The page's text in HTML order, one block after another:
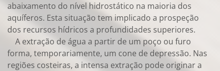
abaixamento do nível hidrostático na maioria dos
aquíferos. Esta situação tem implicado a prospeção
dos recursos hídricos a profundidades superiores.
A extração de água a partir de um poço ou furo
forma, temporariamente, um cone de depressão. Nas
regiões costeiras, a intensa extração pode originar a